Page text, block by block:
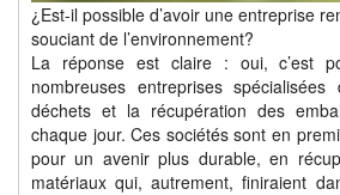
¿Est-il possible d’avoir une entreprise
souciant de l’environnement?
La réponse est claire : oui, c’est
nombreuses entreprises
déchets et la récupération des
chaque jour. Ces sociétés sont en
pour un avenir plus durable, en
matériaux qui, autrement, finiraient